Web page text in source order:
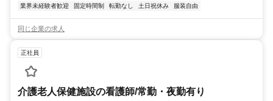
業界未経験者歓迎 固定時間制 転勤なし 土日祝休み 服装自由
同じ企業の求人
正社員
介護老人保健施設の看護師/常勤・夜勤有り